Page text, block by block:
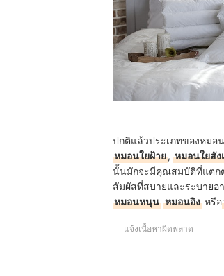
ปกติแล้วประเภทของหม
หมอนใยฝ้าย, หมอนใยสัง
นั้นมักจะมีคุณสมบัติที่แตกต่
สัมผัสที่สบายและระบายอ
หมอนหนุน หมอนอิง หรือ
แจ้งเนื้อหาผิดพลาด